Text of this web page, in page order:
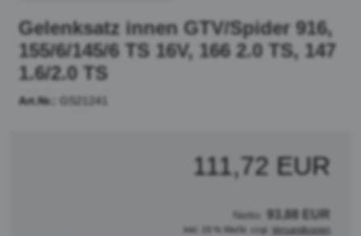
Gelenksatz innen GTV/Spider 916,
155/6/145/6 TS 16V, 166 2.0 TS, 147
1.6/2.0 TS
Art.Nr.: GS21241
111,72 EUR
Netto: 93,88 EUR
inkl. 19 % MwSt. zzgl. Versandkosten